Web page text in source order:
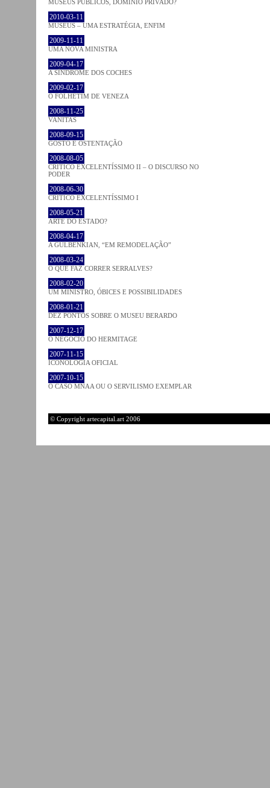
MUSEUS PÚBLICOS, DOMÍNIO PRIVADO?
2010-03-11
MUSEUS – UMA ESTRATÉGIA, ENFIM
2009-11-11
UMA NOVA MINISTRA
2009-04-17
A SÍNDROME DOS COCHES
2009-02-17
O FOLHETIM DE VENEZA
2008-11-25
VANITAS
2008-09-15
GOSTO E OSTENTAÇÃO
2008-08-05
CRÍTICO EXCELENTÍSSIMO II – O DISCURSO NO
PODER
2008-06-30
CRÍTICO EXCELENTÍSSIMO I
2008-05-21
ARTE DO ESTADO?
2008-04-17
A GULBENKIAN, “EM REMODELAÇÃO”
2008-03-24
O QUE FAZ CORRER SERRALVES?
2008-02-20
UM MINISTRO, ÓBICES E POSSIBILIDADES
2008-01-21
DEZ PONTOS SOBRE O MUSEU BERARDO
2007-12-17
O NEGÓCIO DO HERMITAGE
2007-11-15
ICONOLOGIA OFICIAL
2007-10-15
O CASO MNAA OU O SERVILISMO EXEMPLAR
© Copyright artecapital.art 2006